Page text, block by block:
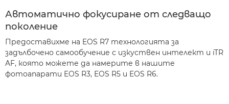
Автоматично фокусиране от следващо
поколение
Предоставихме на EOS R7 технологията за
задълбочено самообучение с изкуствен интелект и iTR
AF, която можете да намерите в нашите
фотоапарати EOS R3, EOS R5 и EOS R6.